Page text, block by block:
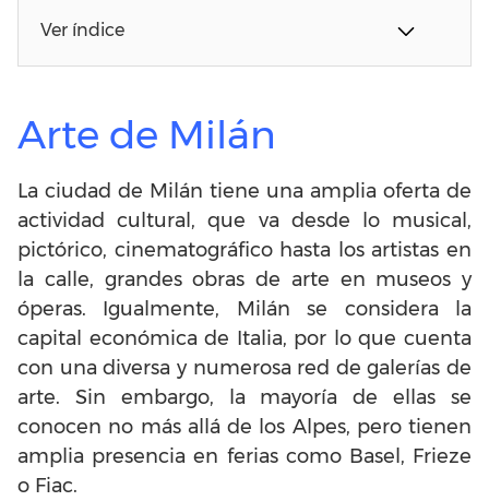
Ver índice
Arte de Milán
La ciudad de Milán tiene una amplia oferta de
actividad cultural, que va desde lo musical,
pictórico, cinematográfico hasta los artistas en
la calle, grandes obras de arte en museos y
óperas. Igualmente, Milán se considera la
capital económica de Italia, por lo que cuenta
con una diversa y numerosa red de galerías de
arte. Sin embargo, la mayoría de ellas se
conocen no más allá de los Alpes, pero tienen
amplia presencia en ferias como Basel, Frieze
o Fiac.